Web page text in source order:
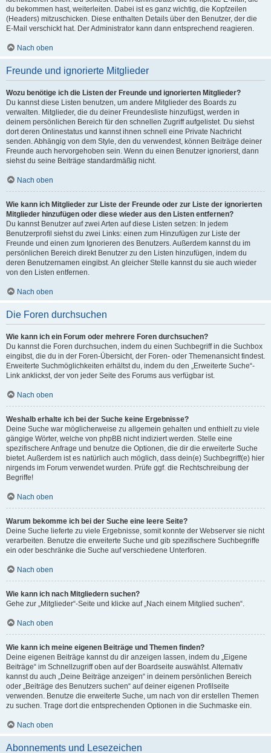
du bekommen hast, weiterleiten. Dabei ist es ganz wichtig, die Kopfzeilen
(Headers) mitzuschicken. Diese enthalten Details über den Benutzer, der die
E-Mail verschickt hat. Der Administrator kann dann entsprechend reagieren.
Nach oben
Freunde und ignorierte Mitglieder
Wozu benötige ich die Listen der Freunde und ignorierten Mitglieder?
Du kannst diese Listen benutzen, um andere Mitglieder des Boards zu
verwalten. Mitglieder, die du deiner Freundesliste hinzufügst, werden in
deinem persönlichen Bereich für den schnellen Zugriff aufgelistet. Du siehst
dort deren Onlinestatus und kannst ihnen schnell eine Private Nachricht
senden. Abhängig von dem Style, den du verwendest, können Beiträge deiner
Freunde auch hervorgehoben sein. Wenn du einen Benutzer ignorierst, dann
siehst du seine Beiträge standardmäßig nicht.
Nach oben
Wie kann ich Mitglieder zur Liste der Freunde oder zur Liste der ignorierten
Mitglieder hinzufügen oder diese wieder aus den Listen entfernen?
Du kannst Benutzer auf zwei Arten auf diese Listen setzen: In jedem
Benutzerprofil siehst du zwei Links: einen zum Hinzufügen zur Liste der
Freunde und einen zum Ignorieren des Benutzers. Außerdem kannst du im
persönlichen Bereich direkt Benutzer zu den Listen hinzufügen, indem du
deren Benutzernamen eingibst. An gleicher Stelle kannst du sie auch wieder
von den Listen entfernen.
Nach oben
Die Foren durchsuchen
Wie kann ich ein Forum oder mehrere Foren durchsuchen?
Du kannst die Foren durchsuchen, indem du einen Suchbegriff in die Suchbox
eingibst, die du in der Foren-Übersicht, der Foren- oder Themenansicht findest.
Erweiterte Suchmöglichkeiten erhältst du, indem du den „Erweiterte Suche“-
Link anklickst, der von jeder Seite des Forums aus verfügbar ist.
Nach oben
Weshalb erhalte ich bei der Suche keine Ergebnisse?
Deine Suche war möglicherweise zu allgemein gehalten und enthielt zu viele
gängige Wörter, welche von phpBB nicht indiziert werden. Stelle eine
spezifischere Anfrage und benutze die Optionen, die dir die erweiterte Suche
bietet. Außerdem ist es natürlich auch möglich, dass dein(e) Suchbegriff(e) hier
nirgends im Forum verwendet wurden. Prüfe ggf. die Rechtschreibung der
Begriffe!
Nach oben
Warum bekomme ich bei der Suche eine leere Seite?
Deine Suche lieferte zu viele Ergebnisse, somit konnte der Webserver sie nicht
verarbeiten. Benutze die erweiterte Suche und gib spezifischere Suchbegriffe
ein oder beschränke die Suche auf verschiedene Unterforen.
Nach oben
Wie kann ich nach Mitgliedern suchen?
Gehe zur „Mitglieder“-Seite und klicke auf „Nach einem Mitglied suchen“.
Nach oben
Wie kann ich meine eigenen Beiträge und Themen finden?
Deine eigenen Beiträge kannst du dir anzeigen lassen, indem du „Eigene
Beiträge“ im Schnellzugriff oben auf der Boardseite auswählst. Alternativ
kannst du auch „Deine Beiträge anzeigen“ in deinem persönlichen Bereich
oder „Beiträge des Benutzers suchen“ auf deiner eigenen Profilseite
verwenden. Benutze die erweiterte Suche, um nach von dir erstellen Themen
zu suchen. Trage dort die entsprechenden Optionen in die Suchmaske ein.
Nach oben
Abonnements und Lesezeichen